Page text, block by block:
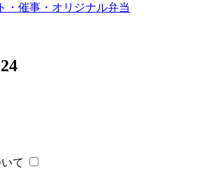
・催事・オリジナル弁当
て